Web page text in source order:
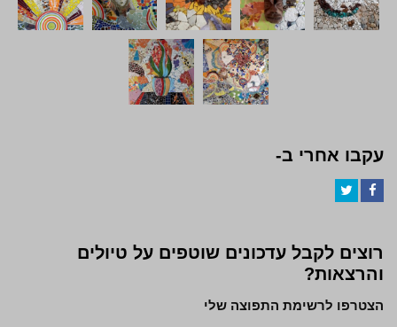
עקבו אחרי ב-
רוצים לקבל עדכונים שוטפים על טיולים
והרצאות?
הצטרפו לרשימת התפוצה שלי